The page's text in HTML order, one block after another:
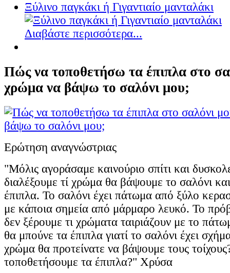
Ξύλινο παγκάκι ή Γιγαντιαίο μανταλάκι
Διαβάστε περισσότερα...
Πώς να τοποθετήσω τα έπιπλα στο
χρώμα να βάψω το σαλόνι μου;
Ερώτηση αναγνώστριας
"Μόλις αγοράσαμε καινούριο σπίτι και
διαλέξουμε τί χρώμα θα βάψουμε το σαλόνι
έπιπλα. Το σαλόνι έχει πάτωμα από ξύλο
με κάποια σημεία από μάρμαρο λευκό. Το
δεν ξέρουμε τι χρώματα ταιριάζουν με το
θα μπούνε τα έπιπλα γιατί το σαλόνι έχει
χρώμα θα προτείνατε να βάψουμε τους
τοποθετήσουμε τα έπιπλα?" Χρύσα